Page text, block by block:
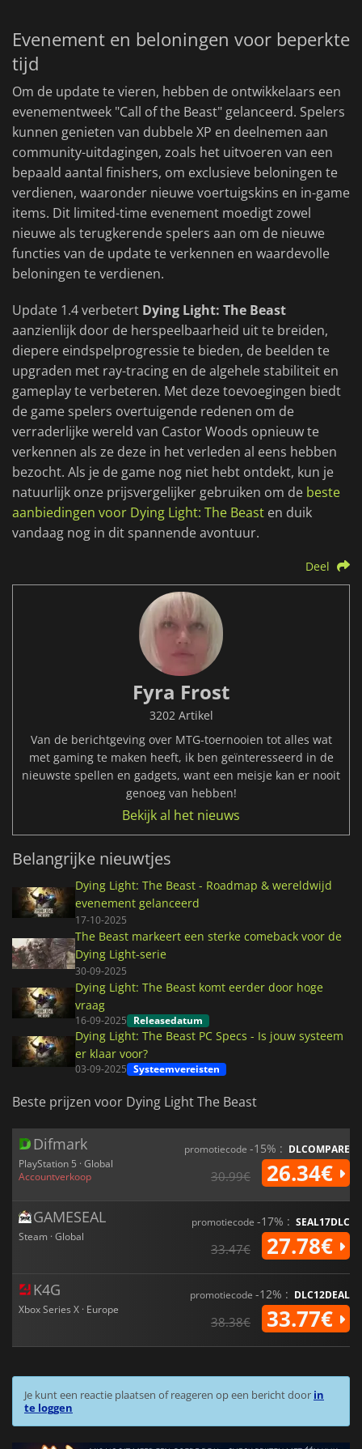
Evenement en beloningen voor beperkte
tijd
Om de update te vieren, hebben de ontwikkelaars een
evenementweek "Call of the Beast" gelanceerd. Spelers
kunnen genieten van dubbele XP en deelnemen aan
community-uitdagingen, zoals het uitvoeren van een
bepaald aantal finishers, om exclusieve beloningen te
verdienen, waaronder nieuwe voertuigskins en in-game
items. Dit limited-time evenement moedigt zowel
nieuwe als terugkerende spelers aan om de nieuwe
functies van de update te verkennen en waardevolle
beloningen te verdienen.
Update 1.4 verbetert Dying Light: The Beast
aanzienlijk door de herspeelbaarheid uit te breiden,
diepere eindspelprogressie te bieden, de beelden te
upgraden met ray-tracing en de algehele stabiliteit en
gameplay te verbeteren. Met deze toevoegingen biedt
de game spelers overtuigende redenen om de
verraderlijke wereld van Castor Woods opnieuw te
verkennen als ze deze in het verleden al eens hebben
bezocht. Als je de game nog niet hebt ontdekt, kun je
natuurlijk onze prijsvergelijker gebruiken om de beste
aanbiedingen voor Dying Light: The Beast en duik
vandaag nog in dit spannende avontuur.
Deel
Fyra Frost
3202 Artikel
Van de berichtgeving over MTG-toernooien tot alles wat
met gaming te maken heeft, ik ben geïnteresseerd in de
nieuwste spellen en gadgets, want een meisje kan er nooit
genoeg van hebben!
Bekijk al het nieuws
Belangrijke nieuwtjes
Dying Light: The Beast - Roadmap & wereldwijd
evenement gelanceerd
17-10-2025
The Beast markeert een sterke comeback voor de
Dying Light-serie
30-09-2025
Dying Light: The Beast komt eerder door hoge
vraag
16-09-2025 Releasedatum
Dying Light: The Beast PC Specs - Is jouw systeem
er klaar voor?
03-09-2025 Systeemvereisten
Beste prijzen voor Dying Light The Beast
Difmark
PlayStation 5 · Global
Accountverkoop
promotiecode -15% : DLCOMPARE
30.99€ 26.34€
GAMESEAL
Steam · Global
promotiecode -17% : SEAL17DLC
33.47€ 27.78€
K4G
Xbox Series X · Europe
promotiecode -12% : DLC12DEAL
38.38€ 33.77€
Je kunt een reactie plaatsen of reageren op een bericht door in
te loggen